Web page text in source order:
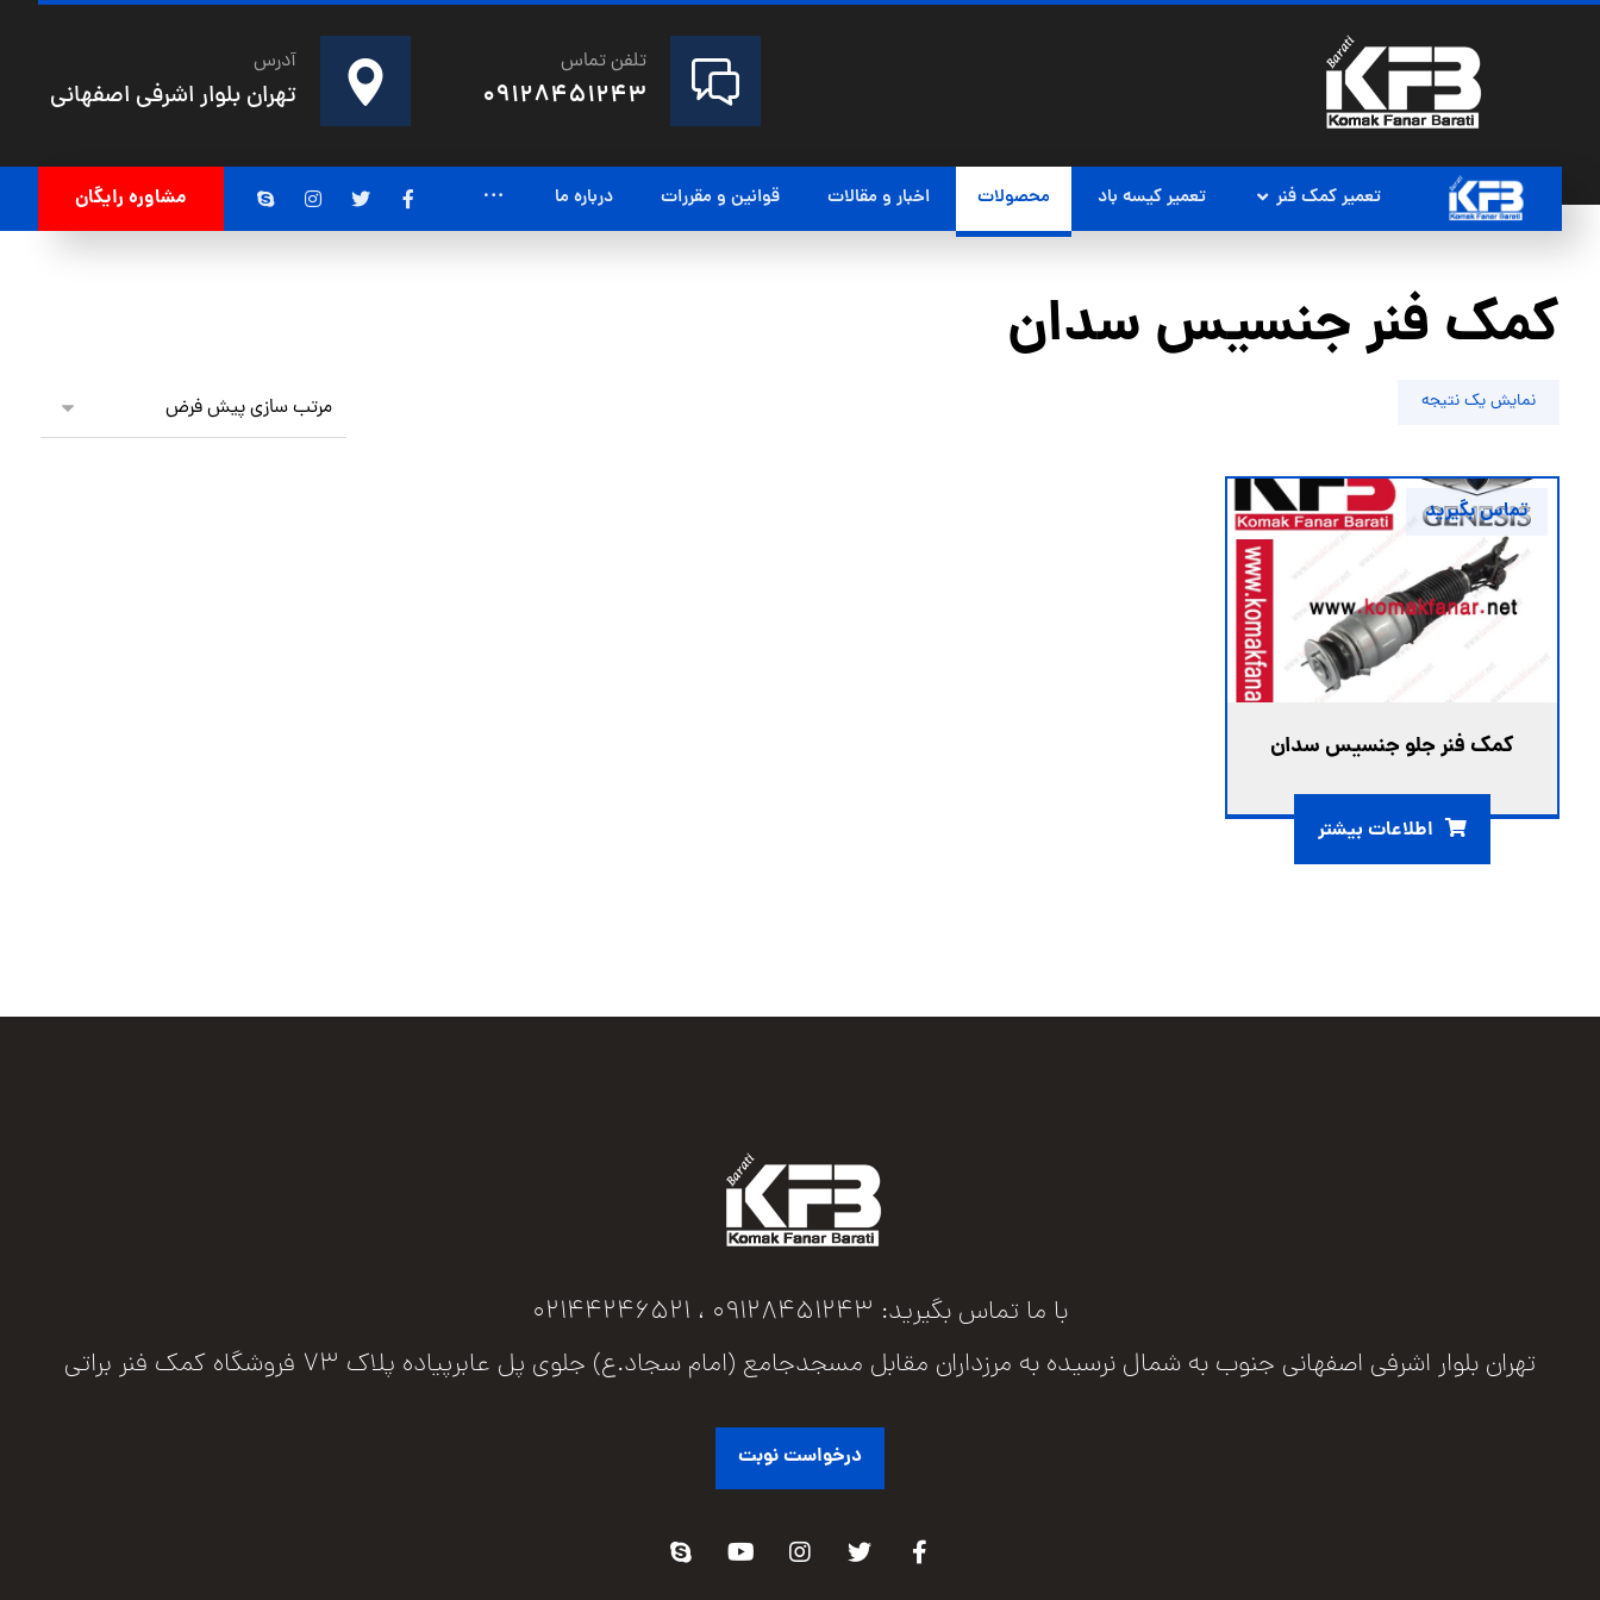
آدرس
تهران بلوار اشرفی اصفهانی
تلفن تماس
09128451243
تعمیر کمک فنر تعمیر کیسه باد محصولات اخبار و مقالات قوانین و مقررات درباره ما مشاوره رایگان
کمک فنر جنسیس سدان
نمایش یک نتیجه
کمک فنر جلو جنسیس سدان
تماس بگیرید
اطلاعات بیشتر
با ما تماس بگیرید: 09128451243 ، 02144246521
تهران بلوار اشرفی اصفهانی جنوب به شمال نرسیده به مرزداران مقابل مسجدجامع (امام سجاد.ع) جلوی پل عابرپیاده پلاک 73 فروشگاه کمک فنر براتی
درخواست نوبت